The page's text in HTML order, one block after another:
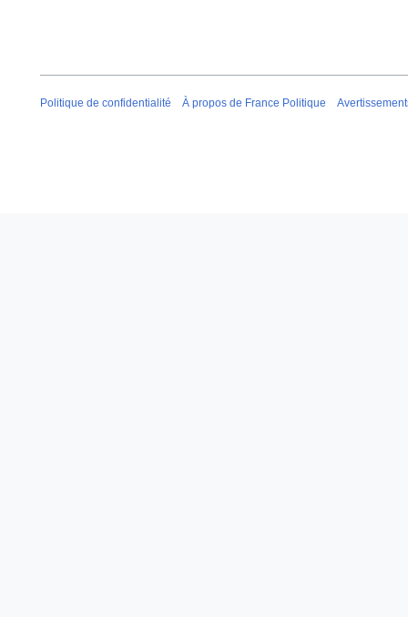
Politique de confidentialité À propos de France Politique